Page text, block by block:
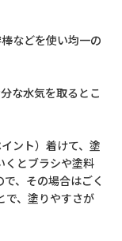
などを使い均一の
な水気を取るとこ
ント）着けて、塗
くとブラシや塗料
、その場合はごく
で、塗りやすさが